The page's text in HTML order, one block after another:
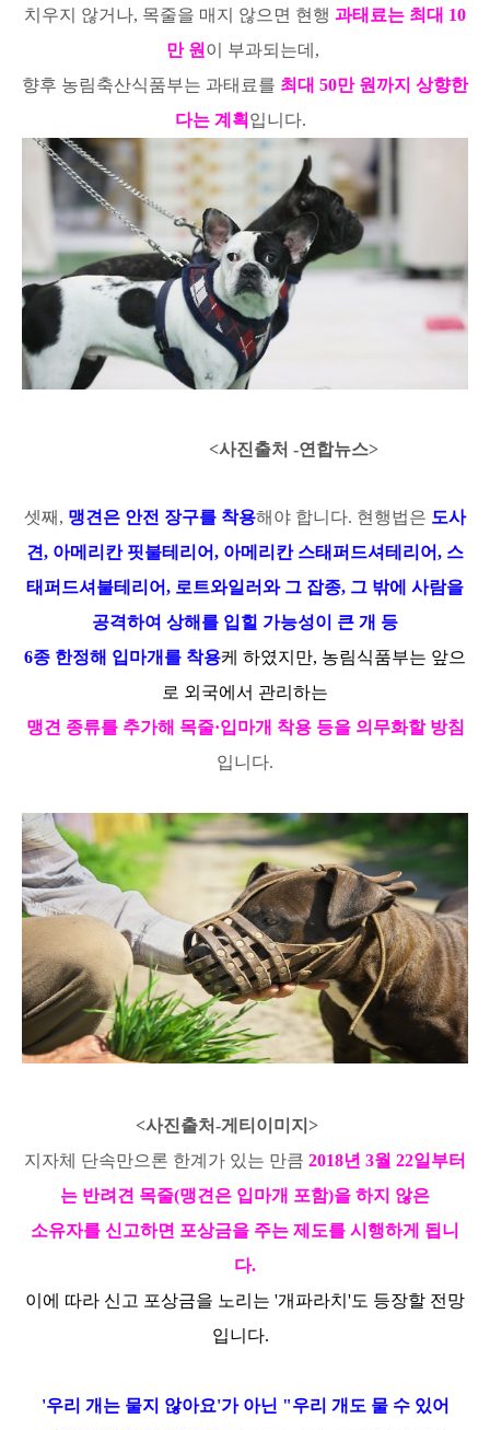
치우지 않거나, 목줄을 매지 않으면 현행 과태료는 최대 10
만 원 이 부과되는데,
향후 농림축산식품부는 과태료를 최대 50만 원까지 상향한
다는 계획 입니다.
<사진출처 -연합뉴스>
셋째, 맹견은 안전 장구를 착용해야 합니다. 현행법은 도사
견, 아메리칸 핏불테리어, 아메리칸 스태퍼드셔테리어, 스
태퍼드셔불테리어, 로트와일러와 그 잡종, 그 밖에 사람을
공격하여 상해를 입힐 가능성이 큰 개 등
6종 한정해 입마개를 착용케 하였지만, 농림식품부는 앞으
로 외국에서 관리하는
맹견 종류를 추가해 목줄·입마개 착용 등을 의무화할 방침
입니다.
<사진출처-게티이미지>
지자체 단속만으론 한계가 있는 만큼 2018년 3월 22일부터
는 반려견 목줄(맹견은 입마개 포함)을 하지 않은
소유자를 신고하면 포상금을 주는 제도를 시행하게 됩니
다.
이에 따라 신고 포상금을 노리는 '개파라치'도 등장할 전망
입니다.
'우리 개는 물지 않아요'가 아닌 "우리 개도 물 수 있어